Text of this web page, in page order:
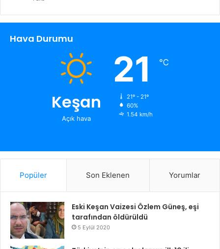
Hava Durumu
Keşan
Açık hava
21 ℃
21º - 21º
60%
1.54 km/h
Popüler Son Eklenen Yorumlar
Eski Keşan Vaizesi Özlem Güneş, eşi
tarafından öldürüldü
5 Eylül 2020